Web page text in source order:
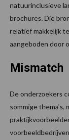
natuurinclusieve
brochures. Die
relatief makkelijk
aangeboden door
Mismatch
De onderzoekers
sommige thema's,